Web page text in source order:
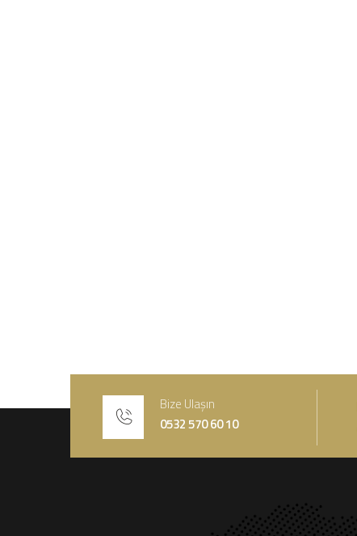
Bize Ulaşın
0532 570 60 10